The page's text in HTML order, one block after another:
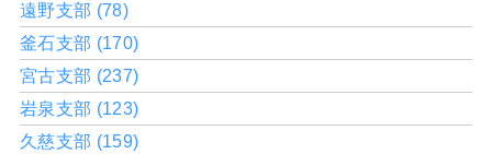
遠野支部 (78)
釜石支部 (170)
宮古支部 (237)
岩泉支部 (123)
久慈支部 (159)